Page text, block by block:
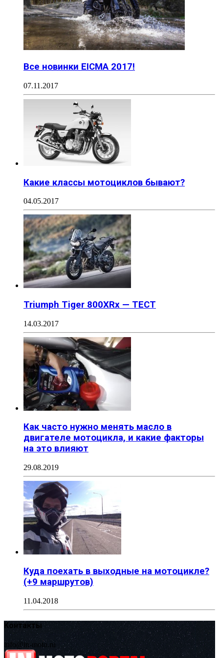
Все новинки EICMA 2017!
07.11.2017
Какие классы мотоциклов бывают?
04.05.2017
Triumph Tiger 800XRx — ТЕСТ
14.03.2017
Как часто нужно менять масло в
двигателе мотоцикла, и какие факторы
на это влияют
29.08.2019
Куда поехать в выходные на мотоцикле?
(+9 маршрутов)
11.04.2018
Контакты
info@in-moto.ru